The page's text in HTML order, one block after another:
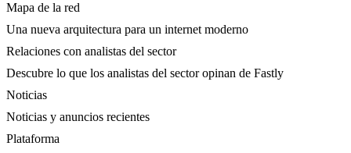
Mapa de la red
Una nueva arquitectura para un internet moderno
Relaciones con analistas del sector
Descubre lo que los analistas del sector opinan de Fastly
Noticias
Noticias y anuncios recientes
Plataforma